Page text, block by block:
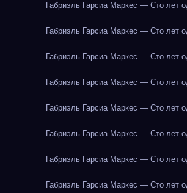
Габриэль Гарсиа Маркес — Сто лет
Габриэль Гарсиа Маркес — Сто лет
Габриэль Гарсиа Маркес — Сто лет
Габриэль Гарсиа Маркес — Сто лет
Габриэль Гарсиа Маркес — Сто лет
Габриэль Гарсиа Маркес — Сто лет
Габриэль Гарсиа Маркес — Сто лет
Габриэль Гарсиа Маркес — Сто лет